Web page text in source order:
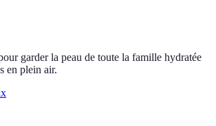
garder la peau de toute la famille hydratée
en plein air.